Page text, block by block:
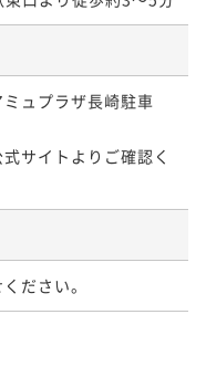
ュプラザ長崎駐車
サイトよりご確認く
ださい。